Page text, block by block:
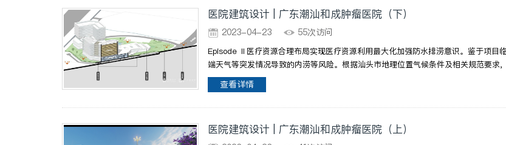
医院建筑设计 | 广东潮汕和成肿瘤医院（下）
2023-04-23 55次访问
Episode Ⅱ医疗资源合理布局实现医疗资源利用最大化加强防水排涝意识。鉴于项目
端天气等突发情况导致的内涝等风险。根据汕头市地理位置气候条件及相关规范要求
查看详情
医院建筑设计 | 广东潮汕和成肿瘤医院（上）